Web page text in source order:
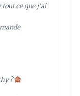
ce que j’ai
?